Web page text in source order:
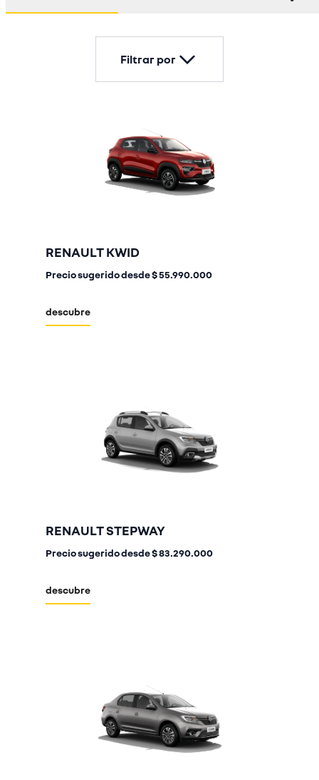
Filtrar por
RENAULT KWID
Precio sugerido desde$ 55.990.000
descubre
RENAULT STEPWAY
Precio sugerido desde$ 83.290.000
descubre